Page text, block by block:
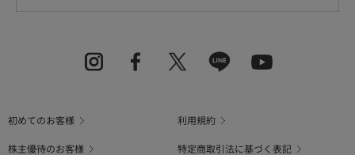
初めてのお客様
利用規約
株主優待のお客様
特定商取引法に基づく表記